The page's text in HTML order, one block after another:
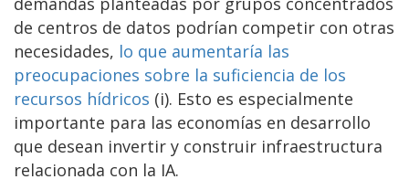
de centros de datos podrían competir con otras
necesidades, lo que aumentaría las
preocupaciones sobre la suficiencia de los
recursos hídricos (i). Esto es especialmente
importante para las economías en desarrollo
que desean invertir y construir infraestructura
relacionada con la IA.